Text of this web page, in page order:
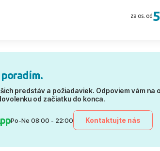
za os. od
poradím.
predstáv a požiadaviek. Odpoviem vám na
od začiatku do konca.
Po-Ne 08:00 - 22:00 Kontaktujte nás